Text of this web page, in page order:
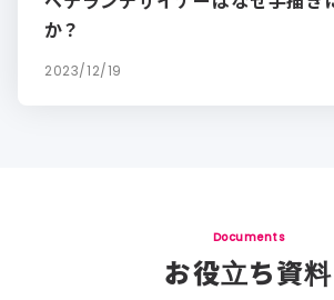
か？
2023/12/19
Documents
お役立ち資料